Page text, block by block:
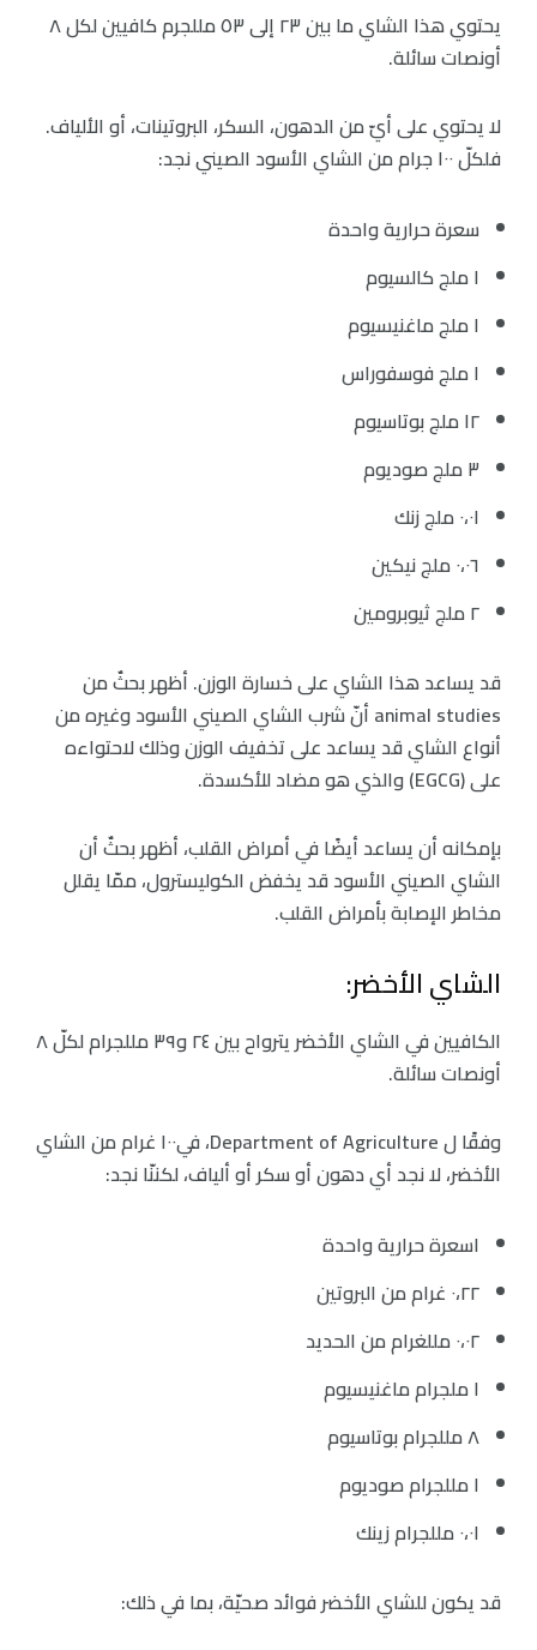
يحتوي هذا الشاي ما بين ٢٣ إلى ٥٣ مللجرم كافيين لكل ٨
أونصات سائلة.
لا يحتوي على أيّ من الدهون، السكر، البروتينات، أو الألياف.
فلكلّ ١٠٠ جرام من الشاي الأسود الصيني نجد:
سعرة حرارية واحدة
١ ملج كالسيوم
ا ملج ماغنيسيوم
ا ملج فوسفوراس
١٢ ملج بوتاسيوم
٣ ملج صوديوم
٠،٠١ ملج زنك
٠،٠٦ ملج نيكين
٢ ملج ثيوبرومين
قد يساعد هذا الشاي على خسارة الوزن. أظهر بحثٌ من
animal studies أنّ شرب الشاي الصيني الأسود وغيره من
أنواع الشاي قد يساعد على تخفيف الوزن وذلك لاحتواءه
على (EGCG) والذي هو مضاد للأكسدة.
بإمكانه أن يساعد أيضًا في أمراض القلب، أظهر بحثٌ أن
الشاي الصيني الأسود قد يخفض الكوليسترول، ممّا يقلل
مخاطر الإصابة بأمراض القلب.
الشاي الأخضر:
الكافيين في الشاي الأخضر يترواح بين ٢٤ و٣٩ مللجرام لكلّ ٨
أونصات سائلة.
وفقًا ل Department of Agriculture، في١٠٠ غرام من الشاي
الأخضر، لا نجد أي دهون أو سكر أو ألياف، لكننّا نجد:
١سعرة حرارية واحدة
٠،٢٢ غرام من البروتين
٠،٠٢ مللغرام من الحديد
١ ملجرام ماغنيسيوم
٨ مللجرام بوتاسيوم
١ مللجرام صوديوم
٠،٠١ مللجرام زينك
قد يكون للشاي الأخضر فوائد صحيّة، بما في ذلك: